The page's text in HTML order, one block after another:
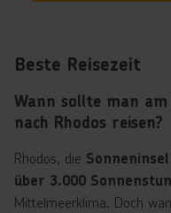
Beste Reisezeit
Wann sollte man am
nach Rhodos reisen?
Rhodos, die
über 3.000
Mittelmeerklima. Doch